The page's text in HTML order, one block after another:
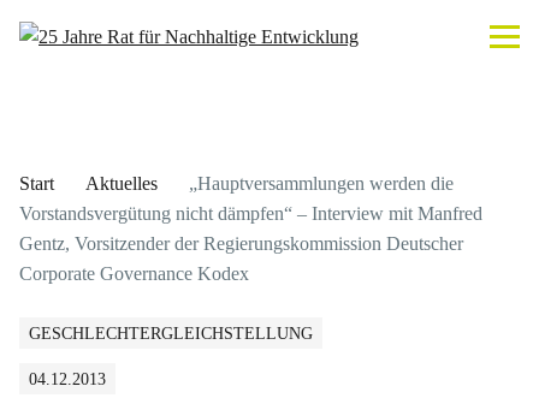
Start Aktuelles
„Hauptversammlungen werden die
Vorstandsvergütung nicht dämpfen“ – Interview mit Manfred
Gentz, Vorsitzender der Regierungskommission Deutscher
Corporate Governance Kodex
GESCHLECHTERGLEICHSTELLUNG
04.12.2013